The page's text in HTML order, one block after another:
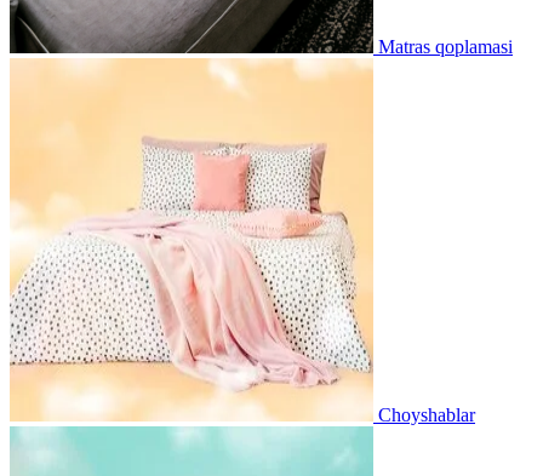
Matras qoplamasi
Choyshablar